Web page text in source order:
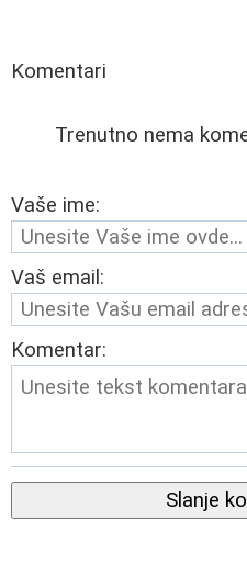
Komentari
Trenutno nema
Vaše ime:
Vaš email:
Komentar:
Slanje